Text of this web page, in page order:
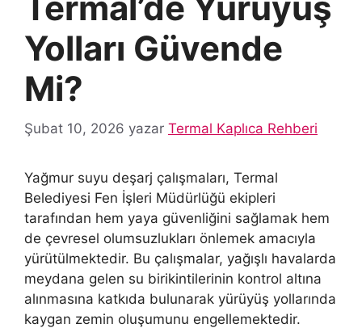
Yolları Güvende
Mi?
Şubat 10, 2026 yazar Termal Kaplıca Rehberi
Yağmur suyu deşarj çalışmaları, Termal
Belediyesi Fen İşleri Müdürlüğü ekipleri
tarafından hem yaya güvenliğini sağlamak hem
de çevresel olumsuzlukları önlemek amacıyla
yürütülmektedir. Bu çalışmalar, yağışlı havalarda
meydana gelen su birikintilerinin kontrol altına
alınmasına katkıda bulunarak yürüyüş yollarında
kaygan zemin oluşumunu engellemektedir.